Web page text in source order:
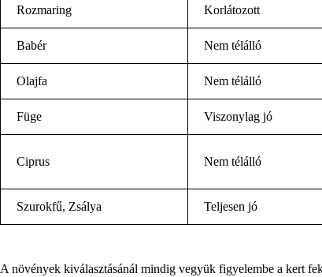
Rozmaring Korlátozott
Babér Nem télálló
Olajfa Nem télálló
Füge Viszonylag jó
Ciprus Nem télálló
Szurokfű, Zsálya Teljesen jó
A növények kiválasztásánál mindig vegyük figyelembe a kert